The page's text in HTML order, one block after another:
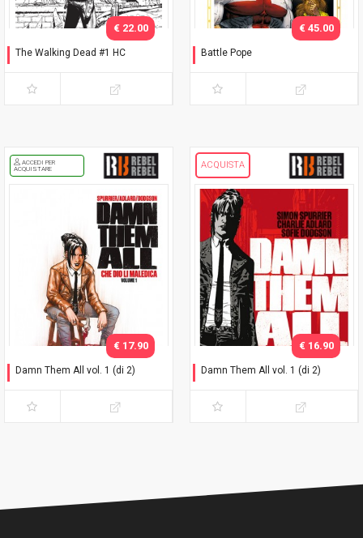
The Walking Dead #1 HC
€ 22.00
Battle Pope
€ 45.00
ACCEDI PER
ACQUISTARE
Damn Them All vol. 1 (di 2)
€ 17.90
ACQUISTA
Damn Them All vol. 1 (di 2)
€ 16.90